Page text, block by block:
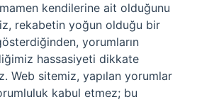
kendilerine ait olduğunu
rekabetin yoğun olduğu bir
yorumların
hassasiyeti dikkate
Web sitemiz, yapılan yorumlar
kabul etmez; bu